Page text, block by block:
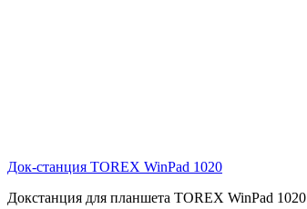
Док-станция TOREX WinPad 1020
Докстанция для планшета TOREX WinPad 1020